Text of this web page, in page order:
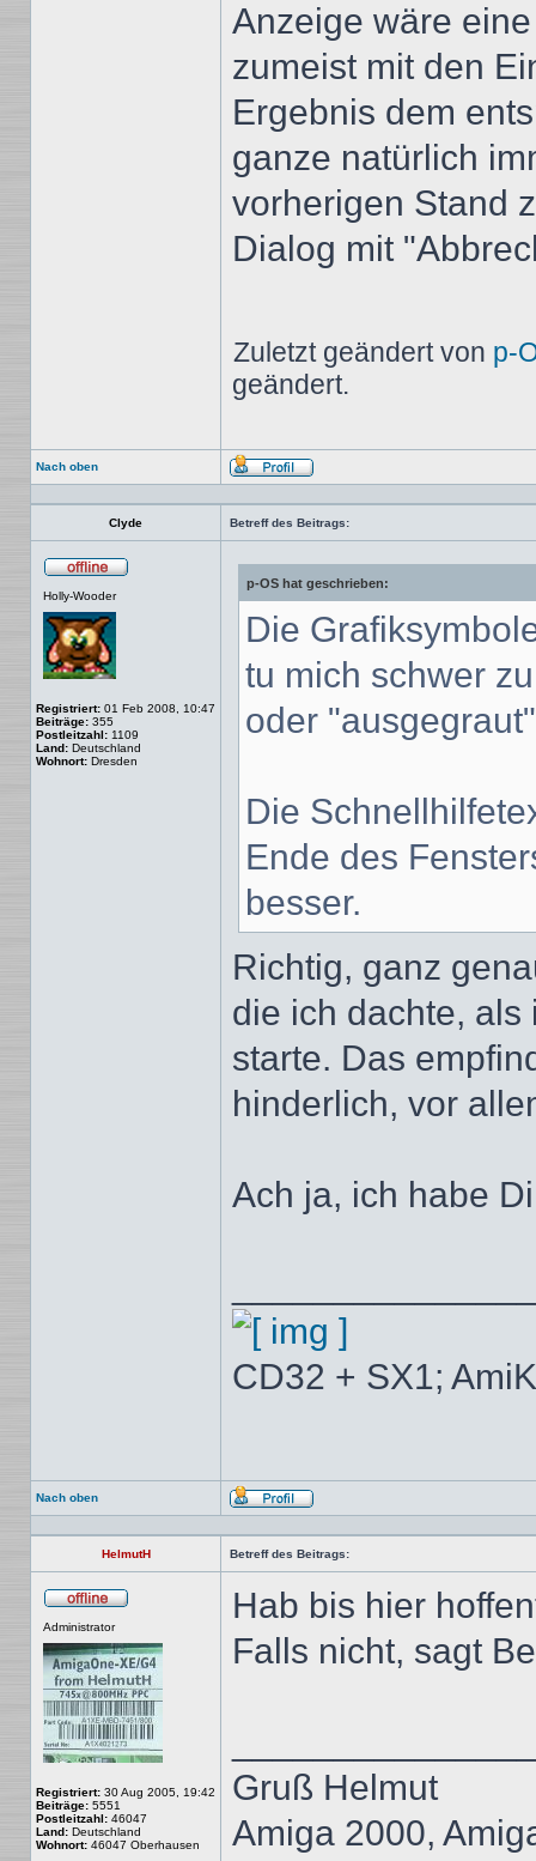
Anzeige wäre
zumeist mit den
Ergebnis dem
ganze natürlich
vorherigen Stand
Dialog mit
Zuletzt geändert von p-
geändert.
Nach oben
Profil
Clyde Betreff des Beitrags:
Holly-Wooder
Registriert: 01 Feb 2008, 10:47
Beiträge: 355
Postleitzahl: 1109
Land: Deutschland
Wohnort: Dresden
p-OS hat geschrieben:
Die
tu mich schwer
oder
Die
Ende des
besser.
Richtig, ganz
die ich dachte,
starte. Das
hinderlich, vor
Ach ja, ich habe
CD32 + SX1;
Nach oben
Profil
HelmutH Betreff des Beitrags:
Administrator
Registriert: 30 Aug 2005, 19:42
Beiträge: 5551
Postleitzahl: 46047
Land: Deutschland
Wohnort: 46047 Oberhausen
Hab bis hier
Falls nicht, sagt
Gruß Helmut
Amiga 2000,